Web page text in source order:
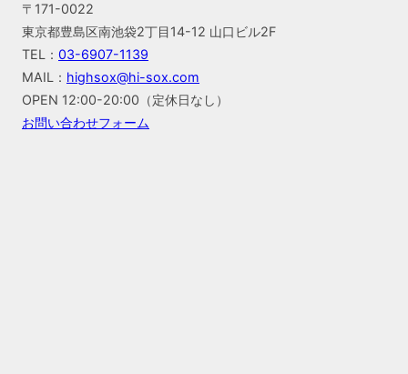
〒171-0022
東京都豊島区南池袋2丁目14-12 山口ビル2F
TEL： 03-6907-1139
MAIL： highsox@hi-sox.com
OPEN 12:00-20:00（定休日なし）
お問い合わせフォーム